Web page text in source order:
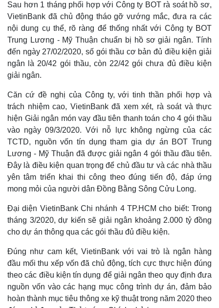
Kinh tế
Khởi nghiệp
Thị trường
Tiêu dùng
Tỷ giá
Chứng khoán
Giá cà phê
Sau hơn 1 tháng phối hợp với Công ty BOT rà soát hồ sơ,
VietinBank đã chủ động tháo gỡ vướng mắc, đưa ra các
nội dung cụ thể, rõ ràng để thống nhất với Công ty BOT
Trung Lương - Mỹ Thuận chuẩn bị hồ sơ giải ngân. Tính
đến ngày 27/02/2020, số gói thầu cơ bản đủ điều kiện giải
ngân là 20/42 gói thầu, còn 22/42 gói chưa đủ điều kiện
giải ngân.
Căn cứ đề nghị của Công ty, với tinh thần phối hợp và
trách nhiệm cao, VietinBank đã xem xét, rà soát và thực
hiện Giải ngân món vay đầu tiên thanh toán cho 4 gói thầu
vào ngày 09/3/2020. Với nỗ lực không ngừng của các
TCTD, nguồn vốn tín dụng tham gia dự án BOT Trung
Lương - Mỹ Thuận đã được giải ngân 4 gói thầu đầu tiên.
Đây là điều kiện quan trọng để chủ đầu tư và các nhà thầu
yên tâm triển khai thi công theo đúng tiến độ, đáp ứng
mong mỏi của người dân Đồng Bằng Sông Cửu Long.
Đại diện VietinBank Chi nhánh 4 TP.HCM cho biết: Trong
tháng 3/2020, dự kiến sẽ giải ngân khoảng 2.000 tỷ đồng
cho dự án thông qua các gói thầu đủ điều kiện.
Đúng như cam kết, VietinBank với vai trò là ngân hàng
đầu mối thu xếp vốn đã chủ động, tích cực thực hiện đúng
theo các điều kiện tín dụng để giải ngân theo quy định đưa
nguồn vốn vào các hạng mục công trình dự án, đảm bảo
hoàn thành mục tiêu thông xe kỹ thuật trong năm 2020 theo